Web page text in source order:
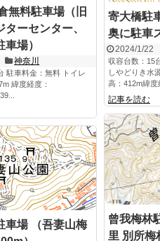
無料駐車場（旧
ターセンター、
場）
神奈川
駐車料金：無料 トイレ
緯度経度：
寄大橋駐
奥に駐車
2024/1/22
収容台数：15
しやどりき水
高：412m緯度
記事を読む
曾我梅林
里 別所梅
車場 （吾妻山梅